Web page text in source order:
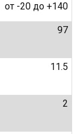
от -20 до +140
97
11.5
2